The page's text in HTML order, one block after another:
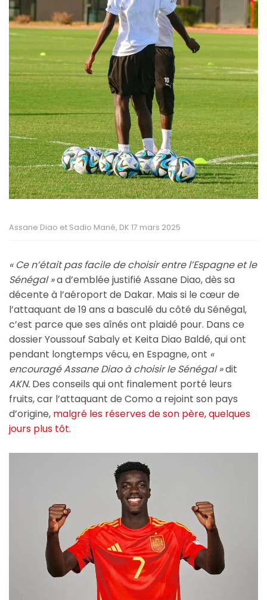
Assane Diao et Sadio Mané, DK 17 mars 2025
« Ce n’était pas facile de choisir entre l’Espagne et le
Sénégal »a d’emblée justifié Assane Diao, dès sa
décente à l’aéroport de Dakar. Mais si le cœur de
l’attaquant de 19 ans a basculé du côté du Sénégal,
c’est parce que ses aînés ont plaidé pour. Dans ce
dossier Youssouf Sabaly et Keita Diao Baldé, qui ont
pendant longtemps vécu, en Espagne, ont «
encouragé Assane Diao à choisir le Sénégal »dit
AKN. Des conseils qui ont finalement porté leurs
fruits, car l’attaquant de Como a rejoint son pays
d’origine, malgré les réserves de son père, quelques
jours plus tôt.